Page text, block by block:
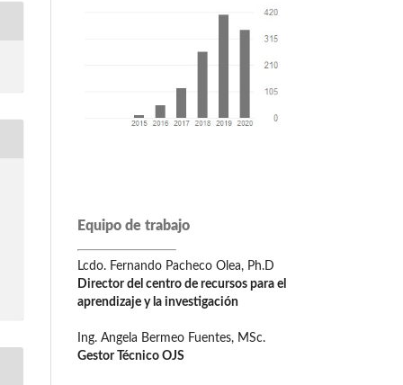
Equipo de trabajo
Lcdo. Fernando Pacheco Olea, Ph.D
Director del centro de recursos para el
aprendizaje y la investigación
Ing. Angela Bermeo Fuentes, MSc.
Gestor Técnico OJS